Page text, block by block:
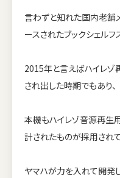
言わずと知れた国内老舗
ースされたブックシェルフ
2015年と言えばハイレゾ
され出した時期でもあり、
本機もハイレゾ音源再生
計されたものが採用されて
ヤマハが力を入れて開発